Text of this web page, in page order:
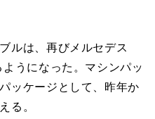
ルは、再びメルセデス
うになった。マシンパッ
ッケージとして、昨年か
る。